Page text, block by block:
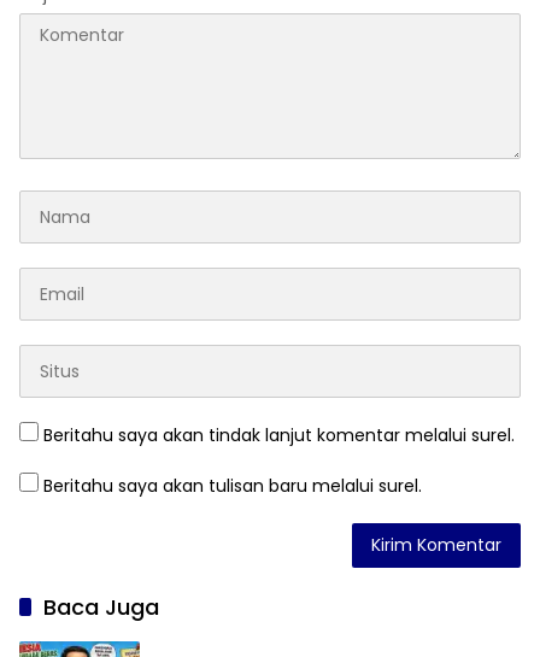
Beritahu saya akan tindak lanjut komentar melalui surel.
Beritahu saya akan tulisan baru melalui surel.
Baca Juga